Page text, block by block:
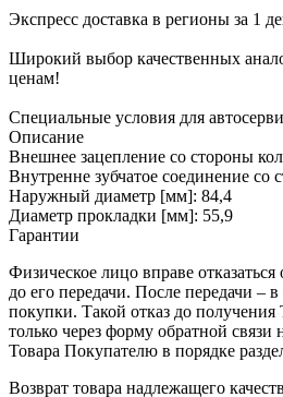
Экспресс доставка в регионы за 1
Широкий выбор качественных
ценам!
Специальные условия для
Описание
Внешнее зацепление со стороны
Внутренне зубчатое соединение со
Наружный диаметр [мм]: 84,4
Диаметр прокладки [мм]: 55,9
Гарантии
Физическое лицо вправе
до его передачи. После передачи –
покупки. Такой отказ до получения
только через форму обратной связи
Товара Покупателю в порядке
Возврат товара надлежащего